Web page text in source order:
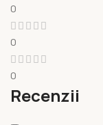
0
0
0
Recenzii